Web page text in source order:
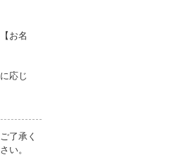
お名
応じ
了承く
い。